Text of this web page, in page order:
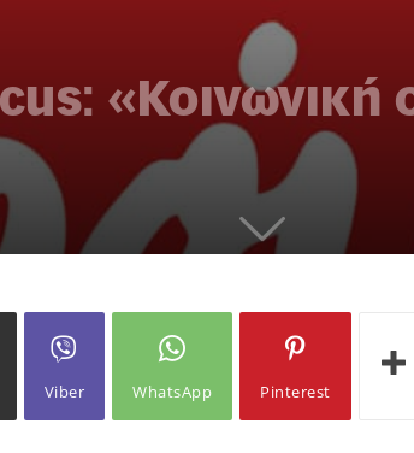
«Κοινωνική
Viber WhatsApp Pinterest